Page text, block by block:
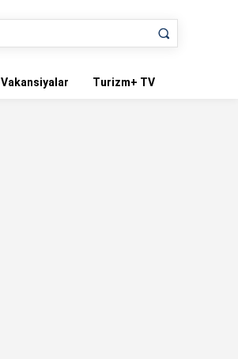
Vakansiyalar Turizm+ TV